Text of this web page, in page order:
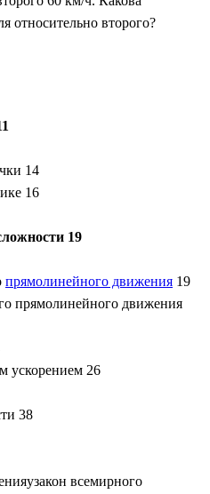
относительно второго?
14
16
19
прямолинейного движения 19
прямолинейного движения
ускорением 26
38
всемирного